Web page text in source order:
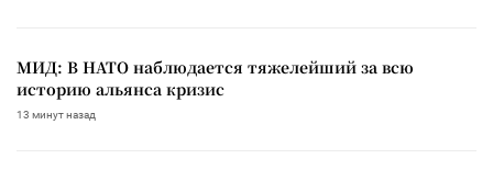
МИД: В НАТО наблюдается тяжелейший за всю
историю альянса кризис
13 минут назад